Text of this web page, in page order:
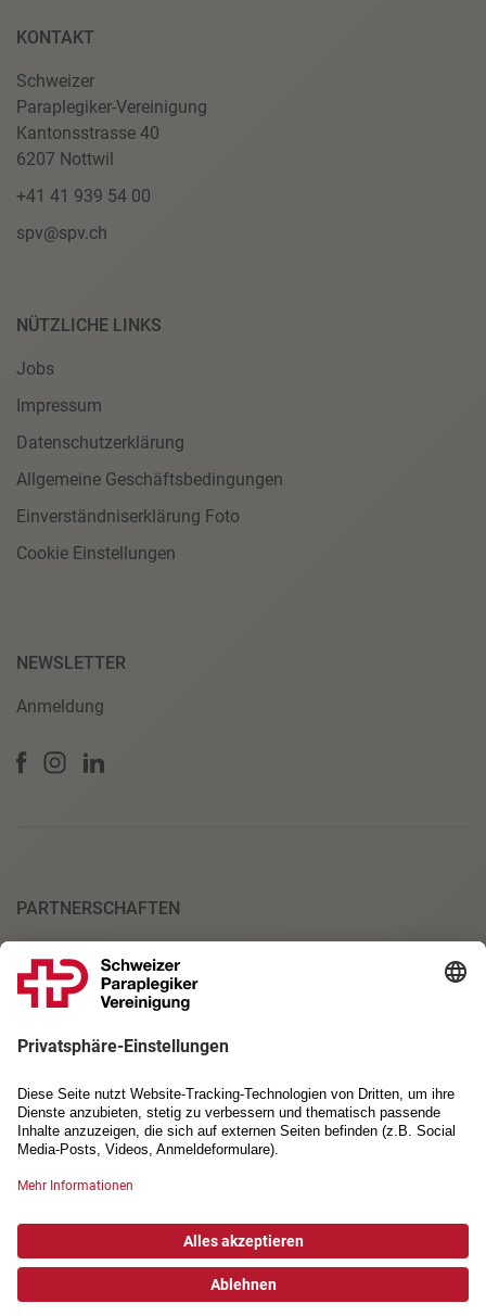
KONTAKT
Schweizer
Paraplegiker-Vereinigung
Kantonsstrasse 40
6207 Nottwil
+41 41 939 54 00
spv@spv.ch
NÜTZLICHE LINKS
Jobs
Impressum
Datenschutzerklärung
Allgemeine Geschäftsbedingungen
Einverständniserklärung Foto
Cookie Einstellungen
NEWSLETTER
Anmeldung
PARTNERSCHAFTEN